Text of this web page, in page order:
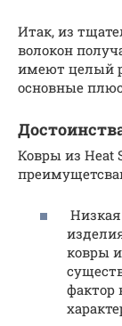
Итак, из
волокон
имеют целый
основные
Ковры из
ковры
фактор